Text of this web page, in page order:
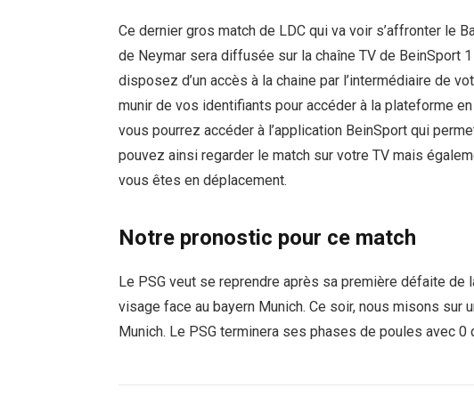
Ce dernier gros match de LDC qui va voir s’affronter le
de Neymar sera diffusée sur la chaîne TV de BeinSport
disposez d’un accès à la chaine par l’intermédiaire de
munir de vos identifiants pour accéder à la plateforme
vous pourrez accéder à l’application BeinSport qui
pouvez ainsi regarder le match sur votre TV mais
vous êtes en déplacement.
Notre pronostic pour ce match
Le PSG veut se reprendre après sa première défaite de
visage face au bayern Munich. Ce soir, nous misons sur
Munich. Le PSG terminera ses phases de poules avec 0